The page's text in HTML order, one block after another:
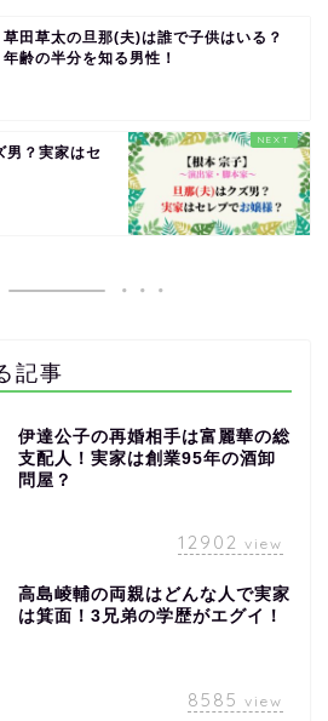
草田草太の旦那(夫)は誰で子供はいる？
年齢の半分を知る男性！
男？実家はセ
記事
伊達公子の再婚相手は富麗華の総
支配人！実家は創業95年の酒卸
問屋？
12902 view
高島崚輔の両親はどんな人で実家
は箕面！3兄弟の学歴がエグイ！
8585 view